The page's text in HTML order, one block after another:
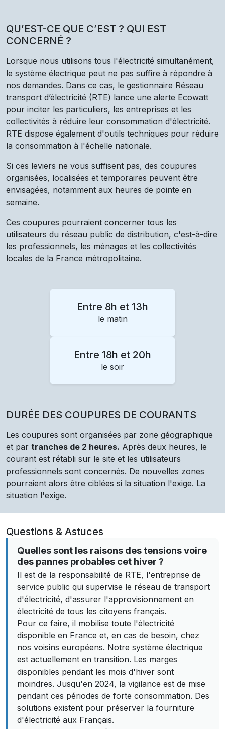
QU’EST-CE QUE C’EST ? QUI EST
CONCERNÉ ?
Lorsque nous utilisons tous l'électricité simultanément,
le système électrique peut ne pas suffire à répondre à
nos demandes. Dans ce cas, le gestionnaire Réseau
transport d’électricité (RTE) lance une alerte Ecowatt
pour inciter les particuliers, les entreprises et les
collectivités à réduire leur consommation d'électricité.
RTE dispose également d'outils techniques pour réduire
la consommation à l'échelle nationale.
Si ces leviers ne vous suffisent pas, des coupures
organisées, localisées et temporaires peuvent être
envisagées, notamment aux heures de pointe en
semaine.
Ces coupures pourraient concerner tous les
utilisateurs du réseau public de distribution, c'est-à-dire
les professionnels, les ménages et les collectivités
locales de la France métropolitaine.
Entre 8h et 13h
le matin
Entre 18h et 20h
le soir
DURÉE DES COUPURES DE COURANTS
Les coupures sont organisées par zone géographique
et par tranches de 2 heures. Après deux heures, le
courant est rétabli sur le site et les utilisateurs
professionnels sont concernés. De nouvelles zones
pourraient alors être ciblées si la situation l'exige. La
situation l'exige.
Questions & Astuces
Quelles sont les raisons des tensions voire
des pannes probables cet hiver ?
Il est de la responsabilité de RTE, l'entreprise de
service public qui supervise le réseau de transport
d'électricité, d'assurer l'approvisionnement en
électricité de tous les citoyens français.
Pour ce faire, il mobilise toute l'électricité
disponible en France et, en cas de besoin, chez
nos voisins européens. Notre système électrique
est actuellement en transition. Les marges
disponibles pendant les mois d'hiver sont
moindres. Jusqu'en 2024, la vigilance est de mise
pendant ces périodes de forte consommation. Des
solutions existent pour préserver la fourniture
d'électricité aux Français.